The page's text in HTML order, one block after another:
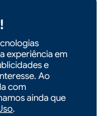
experiência em
e
Ao
com
ainda que
.
- 13h34
preso com pistola
em Xaxim